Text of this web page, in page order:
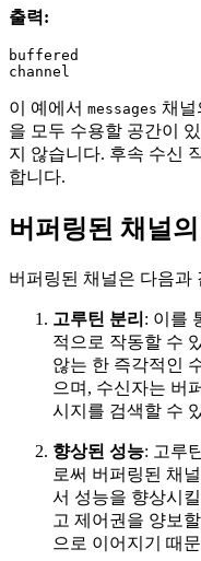
출력:
buffered
이 예에서 messages 채널
을 모두 수용할 공간이
지 않습니다. 후속 수신
합니다.
버퍼링된 채널의
버퍼링된 채널은 다음과
고루틴 분리 : 이를
적으로 작동할 수
않는 한 즉각적인
으며, 수신자는 버
시지를 검색할 수
향상된 성능: 고루
로써 버퍼링된 채
서 성능을 향상시
고 제어권을 양보
으로 이어지기 때